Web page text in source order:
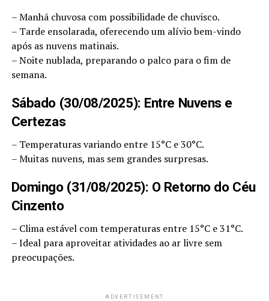
– Manhã chuvosa com possibilidade de chuvisco.
– Tarde ensolarada, oferecendo um alívio bem-vindo
após as nuvens matinais.
– Noite nublada, preparando o palco para o fim de
semana.
Sábado (30/08/2025): Entre Nuvens e
Certezas
– Temperaturas variando entre 15°C e 30°C.
– Muitas nuvens, mas sem grandes surpresas.
Domingo (31/08/2025): O Retorno do Céu
Cinzento
– Clima estável com temperaturas entre 15°C e 31°C.
– Ideal para aproveitar atividades ao ar livre sem
preocupações.
ADVERTISEMENT